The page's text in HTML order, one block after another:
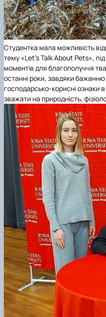
Студентка мала можливість
тему «Let's Talk About Pets»,
моментів для благополуччя
останні роки, завдяки
господарсько-корисні ознаки
зважати на природність,